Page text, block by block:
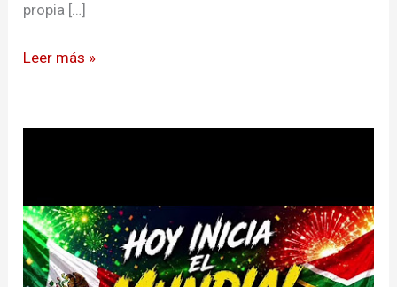
propia […]
Leer más »
Todo
lo
que